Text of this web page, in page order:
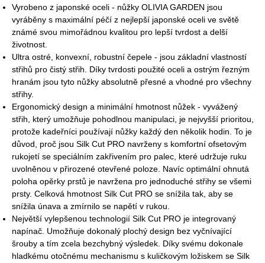
Vyrobeno z japonské oceli - nůžky OLIVIA GARDEN jsou
vyráběny s maximální péčí z nejlepší japonské oceli ve světě
známé svou mimořádnou kvalitou pro lepší tvrdost a delší
životnost.
Ultra ostré, konvexní, robustní čepele - jsou základní vlastností
střihů pro čistý střih. Díky tvrdosti použité oceli a ostrým řezným
hranám jsou tyto nůžky absolutně přesné a vhodné pro všechny
střihy.
Ergonomický design a minimální hmotnost nůžek - vyvážený
střih, který umožňuje pohodlnou manipulaci, je nejvyšší prioritou,
protože kadeřníci používají nůžky každý den několik hodin. To je
důvod, proč jsou Silk Cut PRO navrženy s komfortní ofsetovým
rukojetí se speciálním zakřivením pro palec, které udržuje ruku
uvolněnou v přirozené otevřené poloze. Navíc optimální ohnutá
poloha opěrky prstů je navržena pro jednoduché střihy se všemi
prsty. Celková hmotnost Silk Cut PRO se snížila tak, aby se
snížila únava a zmírnilo se napětí v rukou.
Největší vylepšenou technologií Silk Cut PRO je integrovaný
napínač. Umožňuje dokonalý plochý design bez vyčnívající
šrouby a tím zcela bezchybný výsledek. Díky svému dokonale
hladkému otočnému mechanismu s kuličkovým ložiskem se Silk